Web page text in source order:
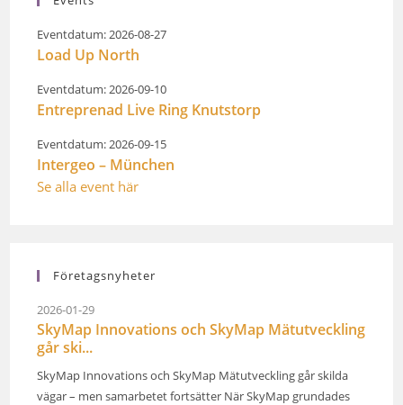
Eventdatum: 2026-08-27
Load Up North
Eventdatum: 2026-09-10
Entreprenad Live Ring Knutstorp
Eventdatum: 2026-09-15
Intergeo – München
Se alla event här
Företagsnyheter
2026-01-29
SkyMap Innovations och SkyMap Mätutveckling
går ski...
SkyMap Innovations och SkyMap Mätutveckling går skilda
vägar – men samarbetet fortsätter När SkyMap grundades